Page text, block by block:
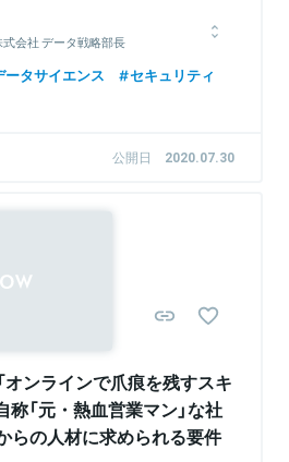
会社 データ戦略部長
物学の研究に没頭した後、2000年に
エリアで営業職の最前線を経験した
へ転じ、AI等当時の先進技術も駆使
進して新部門立ち上げにも関与。三井
同社にて、データ活用の担い手として
ータサイエンス
セキュリティ
公開日 2020.07.30
オンラインで爪痕を残すスキ
「元・熱血営業マン」な社
らの人材に求められる要件